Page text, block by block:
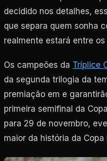
decidido nos detalhes,
que separa quem sonha
realmente estará entre
Os campeões da Tríplice
da segunda trilogia da
premiação em e
primeira semifinal da
para 29 de novembro,
maior da história da Copa